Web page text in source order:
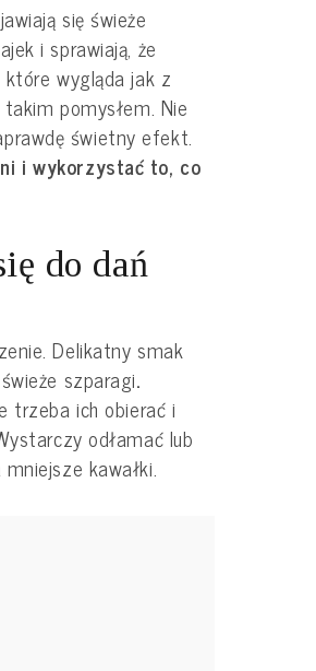
się świeże
i sprawiają, że
które wygląda jak z
pomysłem. Nie
świetny efekt.
i wykorzystać to, co
do dań
Delikatny smak
szparagi.
trzeba ich obierać i
odłamać lub
kawałki.